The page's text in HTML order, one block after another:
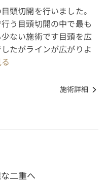
頭切開を行いました。
う目頭切開の中で最も
ない施術です目頭を広
たがラインが広がりよ
施術詳細
二重へ